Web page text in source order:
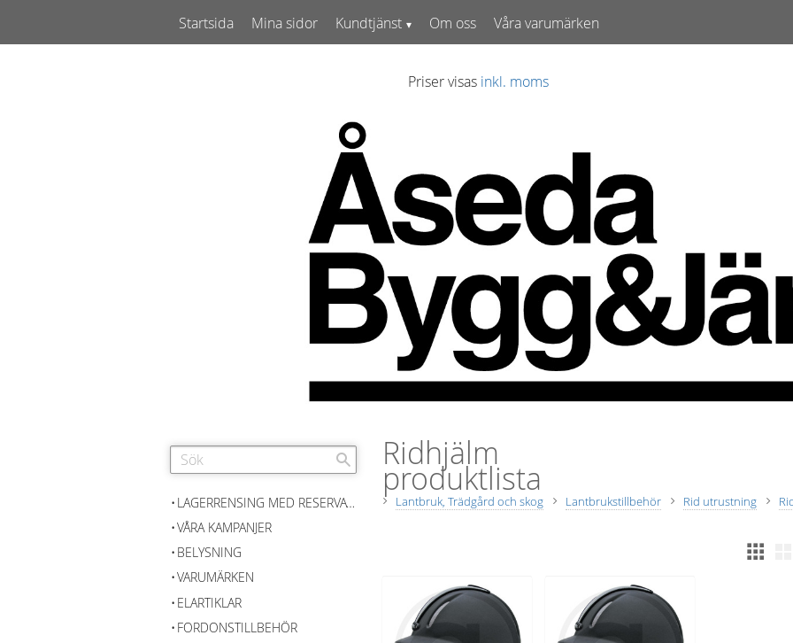
Priser visas inkl. moms
Startsida Mina sidor Kundtjänst Om oss Våra varumärken
Ridhjälm
produktlista
Lantbruk, Trädgård och skog Lantbrukstillbehör Rid utrustning
LAGERRENSING MED RESERVATION FÖR SLUTFÖRSÄLJNING
VÅRA KAMPANJER
BELYSNING
VARUMÄRKEN
ELARTIKLAR
FORDONSTILLBEHÖR